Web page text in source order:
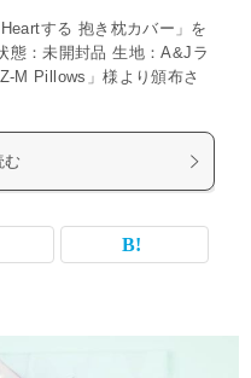
する 抱き枕カバー」を
態：未開封品 生地：A&Jラ
Pillows」様より頒布さ
む